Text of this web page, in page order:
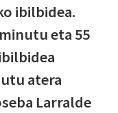
ibilbidea.
eta 55
atera
Larralde